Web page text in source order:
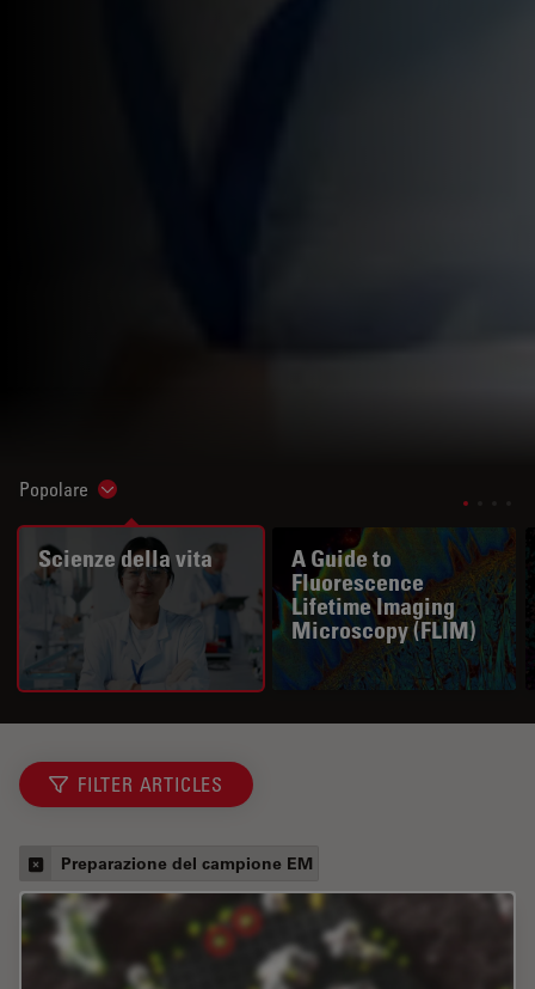
Popolare Show subnavigation
Scienze della vita
A Guide to
Fluorescence
Lifetime Imaging
Microscopy (FLIM)
FILTER ARTICLES
Preparazione del campione EM